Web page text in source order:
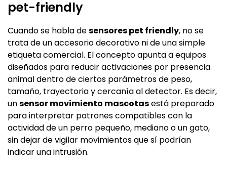
pet-friendly
Cuando se habla desensores pet friendly, no se
trata de un accesorio decorativo ni de una simple
etiqueta comercial. El concepto apunta a equipos
diseñados para reducir activaciones por presencia
animal dentro de ciertos parámetros de peso,
tamaño, trayectoria y cercanía al detector. Es decir,
unsensor movimiento mascotasestá preparado
para interpretar patrones compatibles con la
actividad de un perro pequeño, mediano o un gato,
sin dejar de vigilar movimientos que sí podrían
indicar una intrusión.